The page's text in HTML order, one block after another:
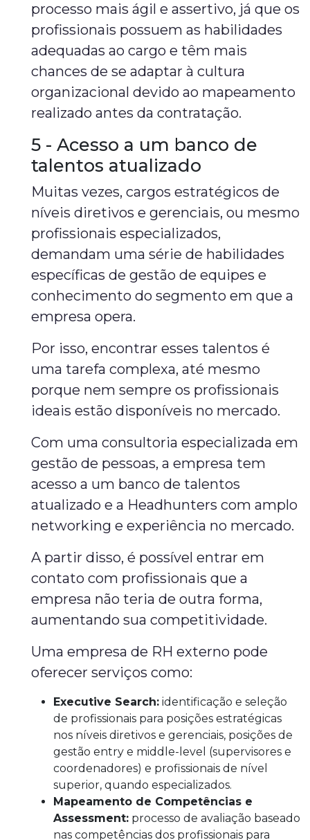
processo mais ágil e assertivo, já que os
profissionais possuem as habilidades
adequadas ao cargo e têm mais
chances de se adaptar à cultura
organizacional devido ao mapeamento
realizado antes da contratação.
5 - Acesso a um banco de
talentos atualizado
Muitas vezes, cargos estratégicos de
níveis diretivos e gerenciais, ou mesmo
profissionais especializados,
demandam uma série de habilidades
específicas de gestão de equipes e
conhecimento do segmento em que a
empresa opera.
Por isso, encontrar esses talentos é
uma tarefa complexa, até mesmo
porque nem sempre os profissionais
ideais estão disponíveis no mercado.
Com uma consultoria especializada em
gestão de pessoas, a empresa tem
acesso a um banco de talentos
atualizado e a Headhunters com amplo
networking e experiência no mercado.
A partir disso, é possível entrar em
contato com profissionais que a
empresa não teria de outra forma,
aumentando sua competitividade.
Uma empresa de RH externo pode
oferecer serviços como:
Executive Search: identificação e seleção
de profissionais para posições estratégicas
nos níveis diretivos e gerenciais, posições de
gestão entry e middle-level (supervisores e
coordenadores) e profissionais de nível
superior, quando especializados.
Mapeamento de Competências e
Assessment: processo de avaliação baseado
nas competências dos profissionais para